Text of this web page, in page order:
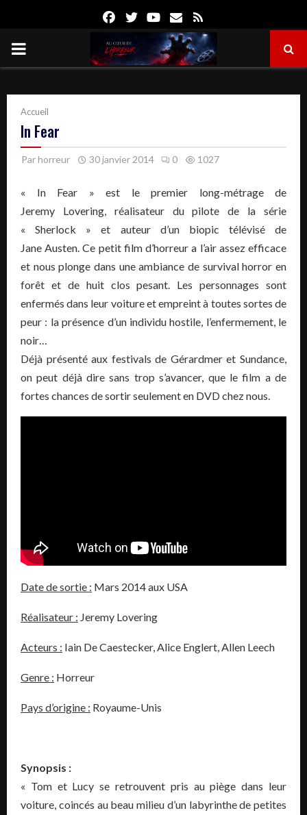
FacebookTwitterYoutube
Email
PRIMARY
Accueil
In Fear
Parhorreur 30 janvier 2014 0 1027
« In Fear » est le premier long-métrage de
Jeremy Lovering, réalisateur du pilote de la série
« Sherlock » et auteur d’un biopic télévisé de
Jane Austen. Ce petit film d’horreur a l’air assez efficace
et nous plonge dans une ambiance de survival horror en
forêt et de huit clos pesant. Les personnages sont
enfermés dans leur voiture et empreint à toutes sortes de
peur : la présence d’un individu hostile, l’enfermement, le
noir…
Déjà présenté aux festivals de Gérardmer et Sundance,
on peut déjà dire sans trop s’avancer, que le film a de
fortes chances de sortir seulement en DVD chez nous.
Date de sortie : Mars 2014 aux USA
Réalisateur : Jeremy Lovering
Acteurs : Iain De Caestecker, Alice Englert, Allen Leech
Genre : Horreur
Pays d’origine : Royaume-Unis
Synopsis :
« Tom et Lucy se retrouvent pris au piège dans leur
voiture, coincés au beau milieu d’un labyrinthe de petites